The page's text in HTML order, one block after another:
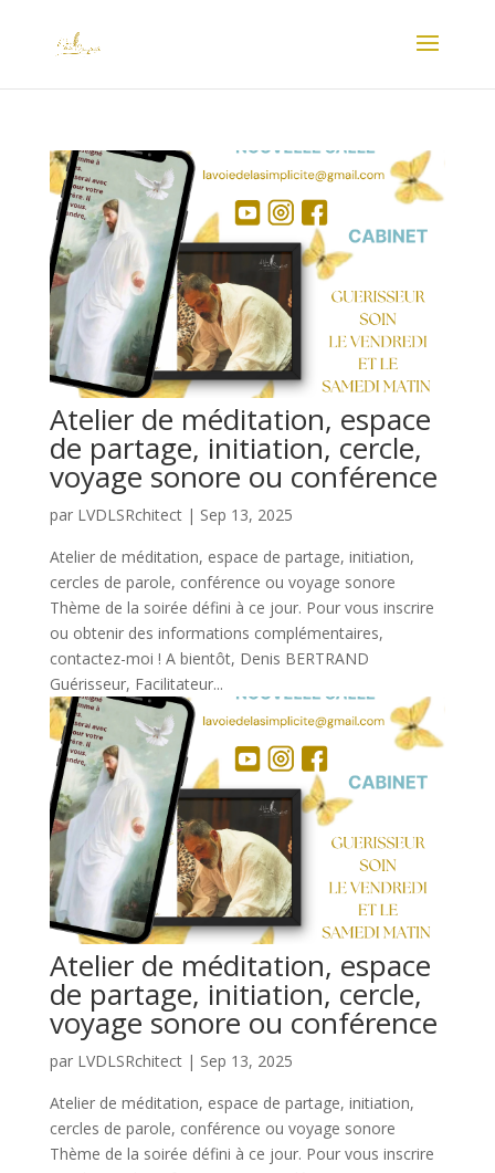
Atelier de méditation, espace
de partage, initiation, cercle,
voyage sonore ou conférence
par LVDLSRchitect| Sep 13, 2025
Atelier de méditation, espace de partage, initiation,
cercles de parole, conférence ou voyage sonore
Thème de la soirée défini à ce jour. Pour vous inscrire
ou obtenir des informations complémentaires,
contactez-moi ! A bientôt, Denis BERTRAND
Guérisseur, Facilitateur...
Atelier de méditation, espace
de partage, initiation, cercle,
voyage sonore ou conférence
par LVDLSRchitect| Sep 13, 2025
Atelier de méditation, espace de partage, initiation,
cercles de parole, conférence ou voyage sonore
Thème de la soirée défini à ce jour. Pour vous inscrire